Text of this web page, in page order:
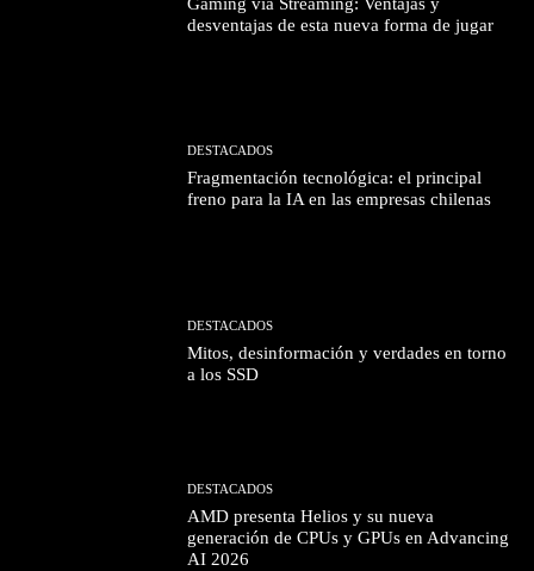
desventajas de esta nueva forma de jugar
DESTACADOS
Fragmentación tecnológica: el principal
freno para la IA en las empresas chilenas
DESTACADOS
Mitos, desinformación y verdades en torno
a los SSD
DESTACADOS
AMD presenta Helios y su nueva
generación de CPUs y GPUs en Advancing
AI 2026